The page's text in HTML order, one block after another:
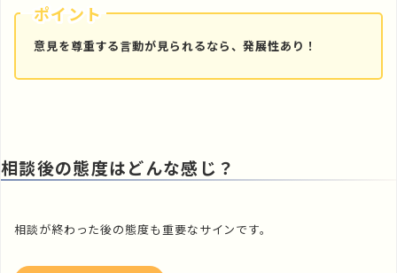
ポイント
意見を尊重する言動が見られるなら、発展性あり！
相談後の態度はどんな感じ？
相談が終わった後の態度も重要なサインです。